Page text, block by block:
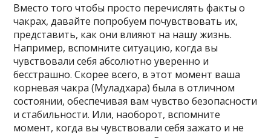
Вместо того чтобы просто перечислять факты о
чакрах, давайте попробуем почувствовать их,
представить, как они влияют на нашу жизнь.
Например, вспомните ситуацию, когда вы
чувствовали себя абсолютно уверенно и
бесстрашно. Скорее всего, в этот момент ваша
корневая чакра (Муладхара) была в отличном
состоянии, обеспечивая вам чувство безопасности
и стабильности. Или, наоборот, вспомните
момент, когда вы чувствовали себя зажато и не